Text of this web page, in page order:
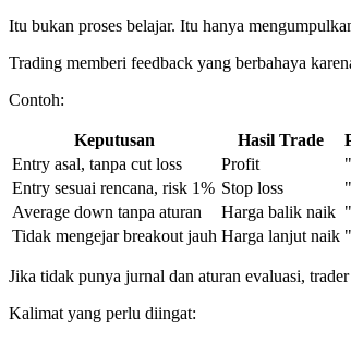
Itu bukan proses belajar. Itu hanya
Trading memberi feedback yang berbahaya
Contoh:
Keputusan Hasil Trade
Entry asal, tanpa cut loss
Profit
Entry sesuai rencana, risk 1% Stop loss
Average down tanpa aturan
Harga balik naik
Tidak mengejar breakout jauh Harga lanjut naik
Jika tidak punya jurnal dan aturan evaluasi,
Kalimat yang perlu diingat: